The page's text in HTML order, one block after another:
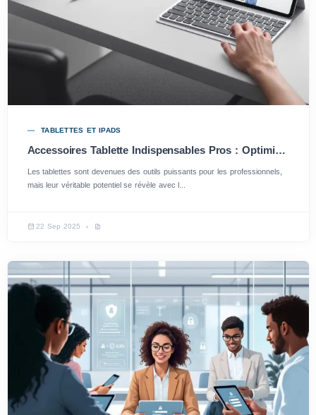
TABLETTES ET IPADS
Accessoires Tablette Indispensables Pros : Optimisez Votre Expérience
Les tablettes sont devenues des outils puissants pour les professionnels,
mais leur véritable potentiel se révèle avec l...
22 Sep 2025